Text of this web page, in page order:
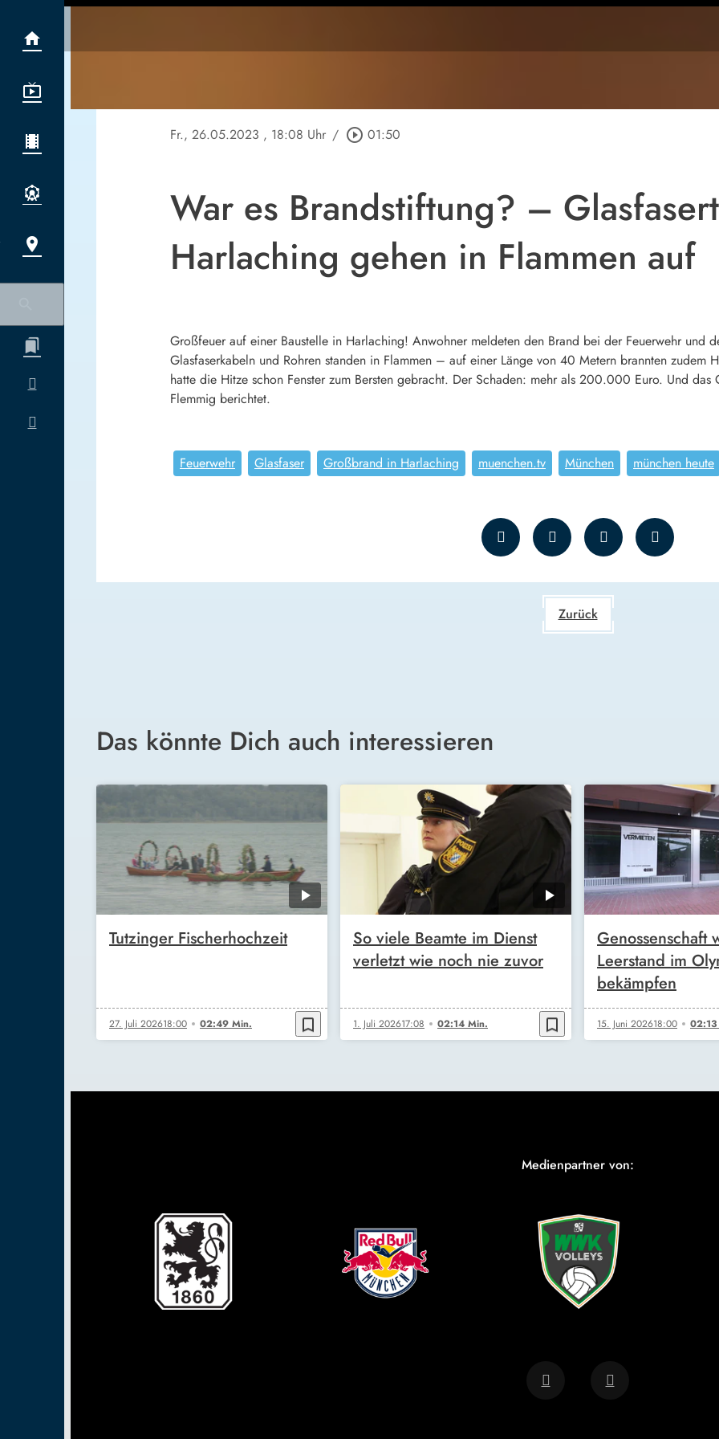
Fr., 26.05.2023 , 18:08 Uhr / play_circle_outline 01:50
War es Brandstiftung? –
Harlaching gehen in Flammen auf
Großfeuer auf einer Baustelle in Harlaching! Anwohner meldeten den Brand bei der Feuerwehr und
Glasfaserkabeln und Rohren standen in Flammen – auf einer Länge von 40 Metern brannten zudem
hatte die Hitze schon Fenster zum Bersten gebracht. Der Schaden: mehr als 200.000 Euro. Und das
Flemmig berichtet.
Feuerwehr Glasfaser Großbrand in Harlaching muenchen.tv München münchen heute
Zurück
Das könnte Dich auch interessieren
Tutzinger Fischerhochzeit
27. Juli 202618:00 02:49 Min. bookmark_border
So viele Beamte im Dienst
verletzt wie noch nie zuvor
1. Juli 202617:08 02:14 Min. bookmark_border
Genossenschaft
Leerstand im
bekämpfen
15. Juni 202618:00 02:13
Medienpartner von: